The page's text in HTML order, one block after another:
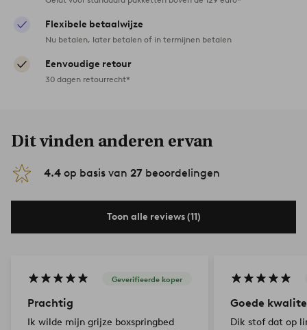
Flexibele betaalwijze
Nu betalen, later betalen of in termijnen betalen
Eenvoudige retour
30 dagen retourrecht*
Dit vinden anderen ervan
4.4 op basis van 27 beoordelingen
Toon alle reviews (11)
Geverifieerde koper
Prachtig
Ik wilde mijn grijze boxspringbed
Goede
Dik stof dat op